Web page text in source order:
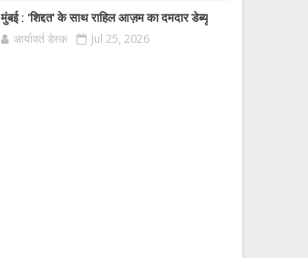
मुंबई : 'शिद्दत' के साथ राहिल आज़म का दमदार डेब्यू
आर्यावर्त डेस्क Jul 25, 2026